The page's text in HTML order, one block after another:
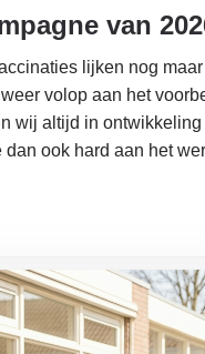
van
lijken nog
volop aan het
wij altijd in
dan ook hard aan het